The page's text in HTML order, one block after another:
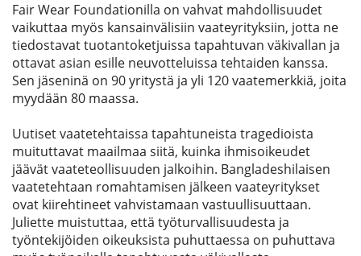
Fair Wear Foundationilla on vahvat mahdollisuudet
vaikuttaa myös kansainvälisiin vaateyrityksiin, jotta ne
tiedostavat tuotantoketjuissa tapahtuvan väkivallan ja
ottavat asian esille neuvotteluissa tehtaiden kanssa.
Sen jäseninä on 90 yritystä ja yli 120 vaatemerkkiä, joita
myydään 80 maassa.
Uutiset vaatetehtaissa tapahtuneista tragedioista
muituttavat maailmaa siitä, kuinka ihmisoikeudet
jäävät vaateteollisuuden jalkoihin. Bangladeshilaisen
vaatetehtaan romahtamisen jälkeen vaateyritykset
ovat kiirehtineet vahvistamaan vastuullisuuttaan.
Juliette muistuttaa, että työturvallisuudesta ja
työntekijöiden oikeuksista puhuttaessa on puhuttava